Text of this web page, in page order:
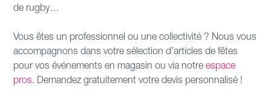
de rugby…
Vous êtes un professionnel ou une collectivité ? Nous vous
accompagnons dans votre sélection d’articles de fêtes
pour vos événements en magasin ou via notreespace
pros. Demandez gratuitement votre devis personnalisé !